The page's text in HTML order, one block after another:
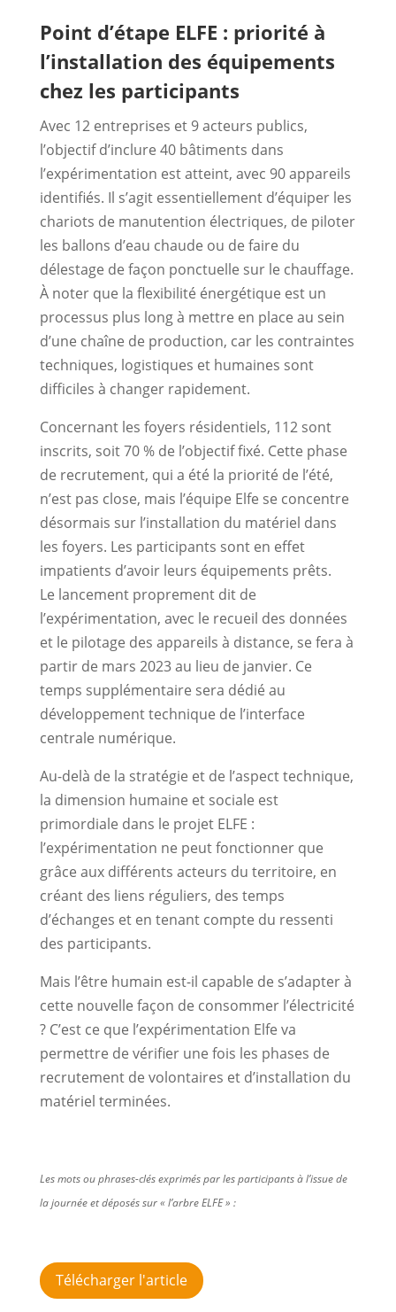
Point d’étape ELFE : priorité à
l’installation des équipements
chez les participants
Avec 12 entreprises et 9 acteurs publics,
l’objectif d’inclure 40 bâtiments dans
l’expérimentation est atteint, avec 90 appareils
identifiés. Il s’agit essentiellement d’équiper les
chariots de manutention électriques, de piloter
les ballons d’eau chaude ou de faire du
délestage de façon ponctuelle sur le chauffage.
À noter que la flexibilité énergétique est un
processus plus long à mettre en place au sein
d’une chaîne de production, car les contraintes
techniques, logistiques et humaines sont
difficiles à changer rapidement.
Concernant les foyers résidentiels, 112 sont
inscrits, soit 70 % de l’objectif fixé. Cette phase
de recrutement, qui a été la priorité de l’été,
n’est pas close, mais l’équipe Elfe se concentre
désormais sur l’installation du matériel dans
les foyers. Les participants sont en effet
impatients d’avoir leurs équipements prêts.
Le lancement proprement dit de
l’expérimentation, avec le recueil des données
et le pilotage des appareils à distance, se fera à
partir de mars 2023 au lieu de janvier. Ce
temps supplémentaire sera dédié au
développement technique de l’interface
centrale numérique.
Au-delà de la stratégie et de l’aspect technique,
la dimension humaine et sociale est
primordiale dans le projet ELFE :
l’expérimentation ne peut fonctionner que
grâce aux différents acteurs du territoire, en
créant des liens réguliers, des temps
d’échanges et en tenant compte du ressenti
des participants.
Mais l’être humain est-il capable de s’adapter à
cette nouvelle façon de consommer l’électricité
? C’est ce que l’expérimentation Elfe va
permettre de vérifier une fois les phases de
recrutement de volontaires et d’installation du
matériel terminées.
Les mots ou phrases-clés exprimés par les participants à l’issue de
la journée et déposés sur « l’arbre ELFE » :
Télécharger l'article